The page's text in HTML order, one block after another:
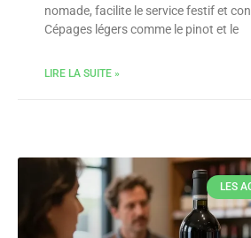
nomade, facilite le service festif et
Cépages légers comme le pinot et le
LIRE LA SUITE »
LES